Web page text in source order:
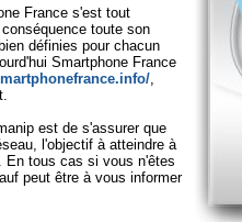
France s'est tout
toute son
définies pour chacun
Smartphone France
est de s'assurer que
l'objectif à atteindre à
En tous cas si vous n'êtes
peut être à vous informer